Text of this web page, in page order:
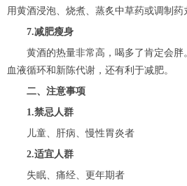
用黄酒浸泡、烧煮、蒸炙中草药或调制药
7.减肥瘦身
黄酒的热量非常高，喝多了肯定会胖
血液循环和新陈代谢，还有利于减肥。
二、注意事项
1.禁忌人群
儿童、肝病、慢性胃炎者
2.适宜人群
失眠、痛经、更年期者